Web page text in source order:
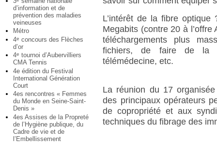
d’information et de
prévention des maladies
veineuses
Métro
4e concours des Flèches
d’or
4e tournoi d’Aubervilliers
CMA Tennis
4e édition du Festival
International Génération
Court
4es rencontres « Femmes
du Monde en Seine-Saint-
Denis »
4es Assises de la Propreté
de l’Hygiène publique, du
Cadre de vie et de
l’Embellissement
L’intérêt de la fibre optique
Megabits (contre 20 à
téléchargements plus
fichiers, de faire de la
télémédecine, etc.
La réunion du 17
des principaux opérateurs
de copropriété et aux
techniques du fibrage des